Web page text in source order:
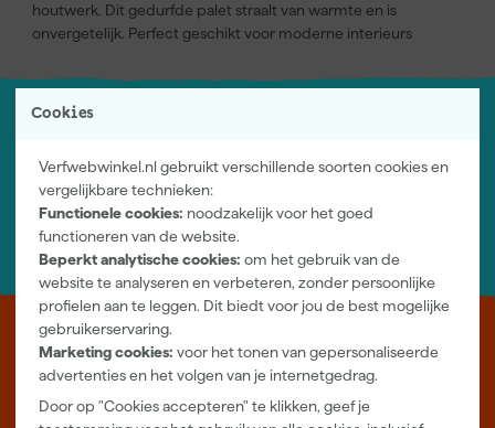
Cookies
Verfwebwinkel.nl gebruikt verschillende soorten cookies en
vergelijkbare technieken:
Functionele cookies: noodzakelijk voor het goed
functioneren van de website.
Beperkt analytische cookies: om het gebruik van de
website te analyseren en verbeteren, zonder persoonlijke
profielen aan te leggen. Dit biedt voor jou de best mogelijke
gebruikerservaring.
Marketing cookies: voor het tonen van gepersonaliseerde
advertenties en het volgen van je internetgedrag.
Door op "Cookies accepteren" te klikken, geef je
houtwerk. Dit gedurfde palet straalt van warmte en is
onvergetelijk. Perfect geschikt voor moderne interieurs
Log-in en beheer je bestellingen en gegevens
Nieuwsbrief
Inschrijven wekelijkse nieuwsbrief
Wij helpen je graag
Neem contact op met één van onze specialisten.
Leer Verfwebwinkel beter kennen
Verf kopen doe je bij Verfwebwinkel.nl, dé online verfwinkel van
Nederland. Voordelige verf van topkwaliteit en gratis deskundig